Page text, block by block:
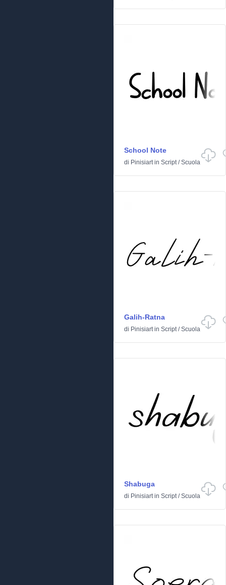
School Note
di Pinisiartin Script/Scuola
Galih-Ratna
di Pinisiartin Script/Scuola
Shabuga
di Pinisiartin Script/Scuola